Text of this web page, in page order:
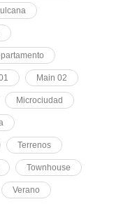
Main 02
Microciudad
Terrenos
Townhouse
Verano